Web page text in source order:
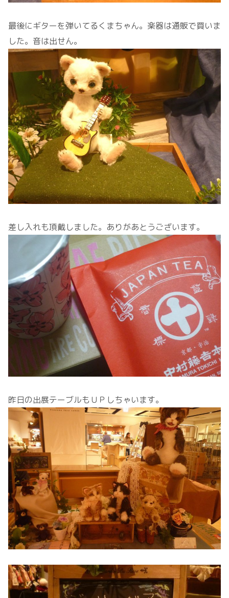
最後にギターを弾いてるくまちゃん。楽器は通販で買いま
した。音は出せん。
差し入れも頂戴しました。ありがあとうございます。
昨日の出展テーブルもＵＰしちゃいます。